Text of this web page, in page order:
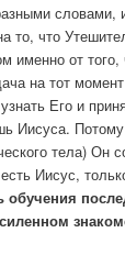
словами,
то, что
именно от того,
на тот
Его и
Иисуса.
тела) Он
Иисус,
обучения